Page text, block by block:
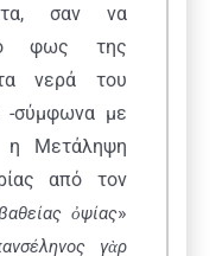
σαν να
φως της
νερά του
-σύμφωνα με
η Μετάληψη
από τον
ὀψίας»
γὰρ